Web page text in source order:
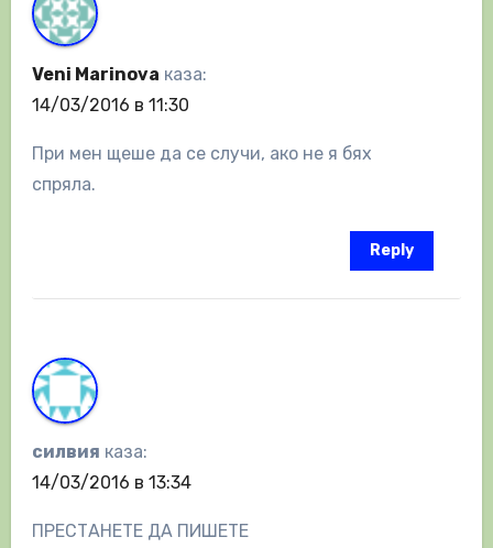
Veni Marinova каза:
14/03/2016 в 11:30
При мен щеше да се случи, ако не я бях
спряла.
Reply
силвия каза:
14/03/2016 в 13:34
ПРЕСТАНЕТЕ ДА ПИШЕТЕ